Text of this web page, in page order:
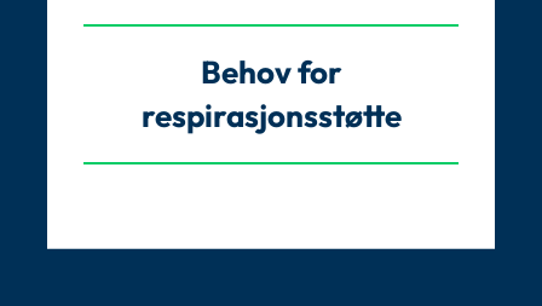
Behov for
respirasjonsstøtte